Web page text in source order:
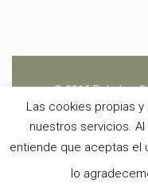
© 2016 Peludos.
26370 - Navarrete
450 601 -
Las cookies propias
nuestros servicios.
entiende que aceptas el
lo